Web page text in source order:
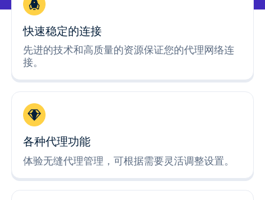
快速稳定的连接
先进的技术和高质量的资源保证您的代理网络连
接。
各种代理功能
体验无缝代理管理，可根据需要灵活调整设置。